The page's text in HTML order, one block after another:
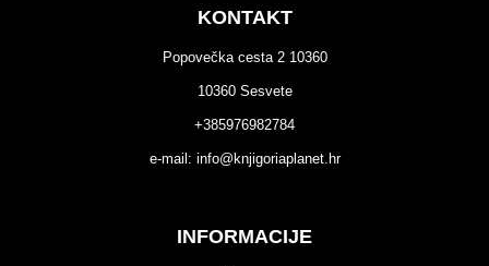
KONTAKT
Popovečka cesta 2 10360
10360 Sesvete
+385976982784
e-mail: info@knjigoriaplanet.hr
INFORMACIJE